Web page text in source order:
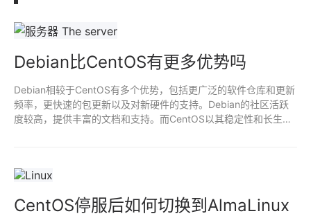
Debian比CentOS有更多优势吗
Debian相较于CentOS有多个优势，包括更广泛的软件仓库和更新
频率，更快速的包更新以及对新硬件的支持。Debian的社区活跃
度较高，提供丰富的文档和支持。而CentOS以其稳定性和长生命
CentOS停服后如何切换到AlmaLinux